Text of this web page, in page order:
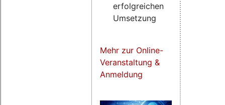
erfolgreichen
Umsetzung
Mehr zur Online-
Veranstaltung &
Anmeldung